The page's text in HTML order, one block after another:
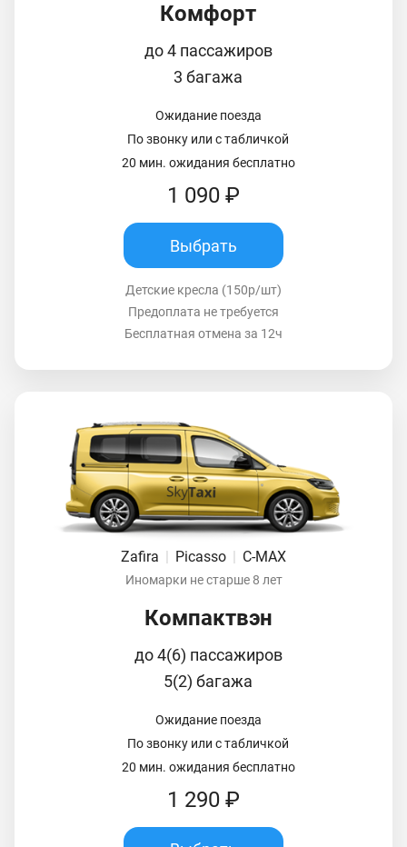
Комфорт
до 4 пассажиров
3 багажа
Ожидание поезда
По звонку или с табличкой
20 мин. ожидания бесплатно
1 090 ₽
Выбрать
Детские кресла (150р/шт)
Предоплата не требуется
Бесплатная отмена за 12ч
Zafira | Picasso | C-MAX
Иномарки не старше 8 лет
Компактвэн
до 4(6) пассажиров
5(2) багажа
Ожидание поезда
По звонку или с табличкой
20 мин. ожидания бесплатно
1 290 ₽